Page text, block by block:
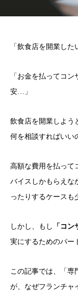
「飲食店を開業し
「お金を払ってコ
安…」
飲食店を開業しよう
何を相談すればいい
高額な費用を払って
バイスしかもらえな
ったりするケースも
しかし、もし 「コン
実にするためのパー
この記事では、「専
が、なぜフランチャ